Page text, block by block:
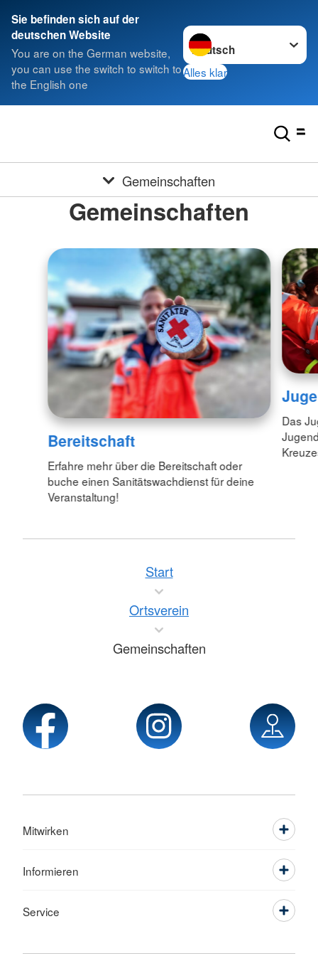
Sie befinden sich auf der
deutschen Website
You are on the German website,
you can use the switch to switch to
the English one
Sprache wechseln zu
Alles klar
Gemeinschaften
Gemeinschaften
Bereitschaft
Erfahre mehr über die Bereitschaft oder
buche einen Sanitätswachdienst für deine
Veranstaltung!
Das
Start
Ortsverein
Gemeinschaften
Mitwirken
Informieren
Service